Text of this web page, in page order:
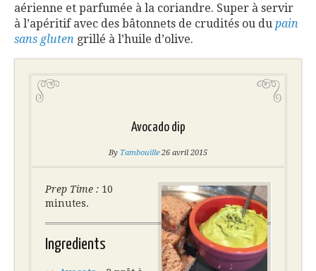
aérienne et parfumée à la coriandre. Super à servir
à l’apéritif avec des bâtonnets de crudités ou du pain
sans gluten grillé à l’huile d’olive.
Avocado dip
By Tambouille 26 avril 2015
Prep Time : 10
minutes.
Ingredients